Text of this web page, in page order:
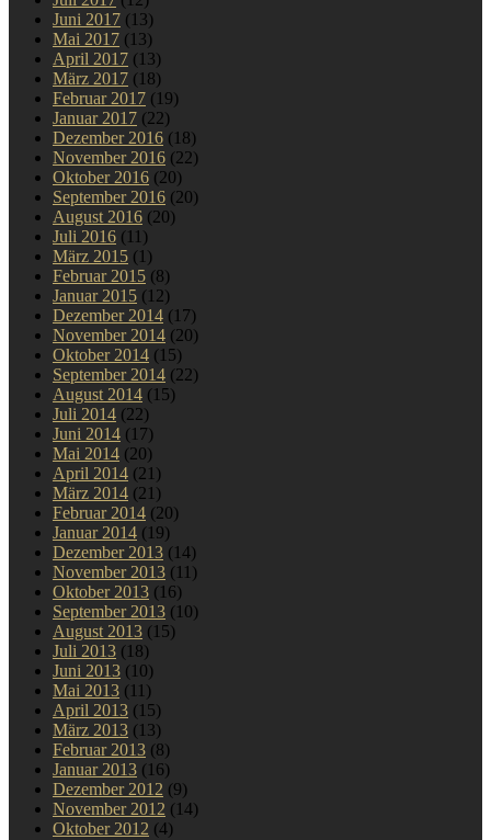
Juni 2017 (13)
Mai 2017 (13)
April 2017 (13)
März 2017 (18)
Februar 2017 (19)
Januar 2017 (22)
Dezember 2016 (18)
November 2016 (22)
Oktober 2016 (20)
September 2016 (20)
August 2016 (20)
Juli 2016 (11)
März 2015 (1)
Februar 2015 (8)
Januar 2015 (12)
Dezember 2014 (17)
November 2014 (20)
Oktober 2014 (15)
September 2014 (22)
August 2014 (15)
Juli 2014 (22)
Juni 2014 (17)
Mai 2014 (20)
April 2014 (21)
März 2014 (21)
Februar 2014 (20)
Januar 2014 (19)
Dezember 2013 (14)
November 2013 (11)
Oktober 2013 (16)
September 2013 (10)
August 2013 (15)
Juli 2013 (18)
Juni 2013 (10)
Mai 2013 (11)
April 2013 (15)
März 2013 (13)
Februar 2013 (8)
Januar 2013 (16)
Dezember 2012 (9)
November 2012 (14)
Oktober 2012 (4)